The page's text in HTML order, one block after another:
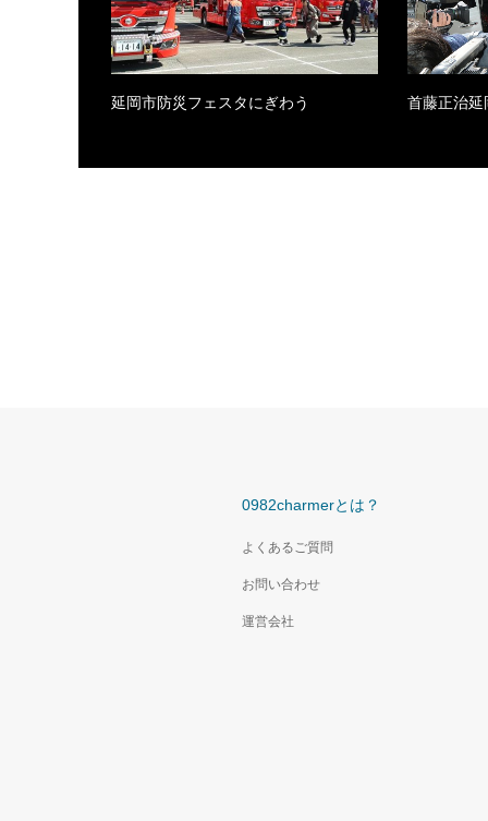
延岡市防災フェスタにぎわう 首藤正治延
0982charmerとは？
よくあるご質問
お問い合わせ
運営会社